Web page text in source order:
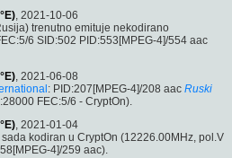
, 2021-10-06
trenutno emituje nekodirano
6 SID:502 PID:553[MPEG-4]/554 aac
, 2021-06-08
: PID:207[MPEG-4]/208 aac Ruski
FEC:5/6 - CryptOn).
, 2021-01-04
kodiran u CryptOn (12226.00MHz, pol.V
4]/259 aac).